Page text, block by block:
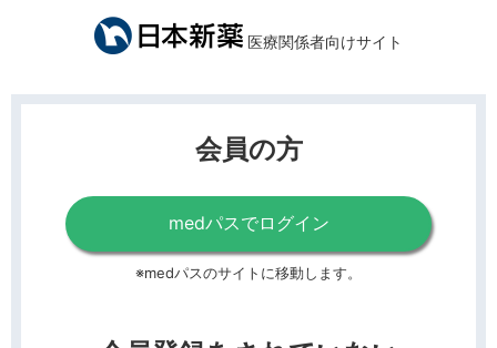
医療関係者向けサイト
会員の方
medパスでログイン
※medパスのサイトに移動します。